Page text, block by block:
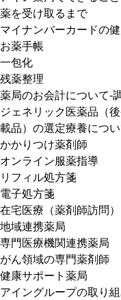
薬を受け取るまで
マイナンバーカードの
お薬手帳
一包化
残薬整理
薬局のお会計について-
ジェネリック医薬品（
載品）の選定療養につ
かかりつけ薬剤師
オンライン服薬指導
リフィル処方箋
電子処方箋
在宅医療（薬剤師訪問）
地域連携薬局
専門医療機関連携薬局
がん領域の専門薬剤師
健康サポート薬局
アイングループの取り